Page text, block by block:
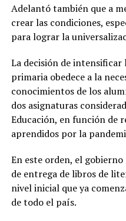
Adelantó también que a
crear las condiciones,
para lograr la
La decisión de intensificar
primaria obedece a la
conocimientos de los
dos asignaturas
Educación, en función de
aprendidos por la
En este orden, el
de entrega de libros de
nivel inicial que ya
de todo el país.